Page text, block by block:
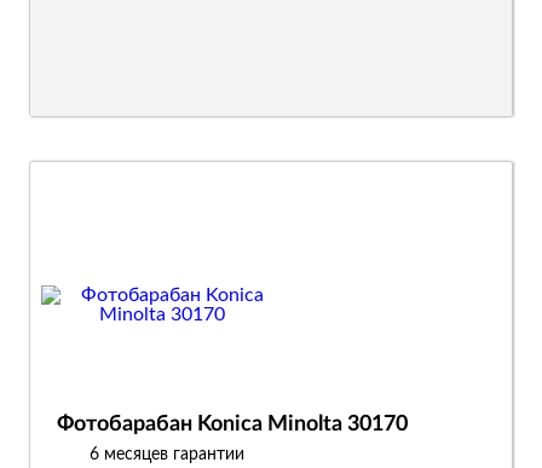
Фотобарабан Konica Minolta 30170
6 месяцев гарантии